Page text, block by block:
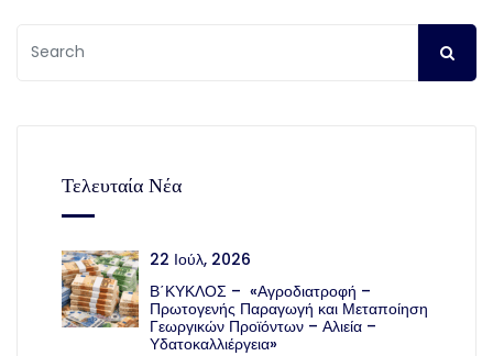
Τελευταία Νέα
22 Ιούλ, 2026
Β΄ΚΥΚΛΟΣ – «Αγροδιατροφή –
Πρωτογενής Παραγωγή και Μεταποίηση
Γεωργικών Προϊόντων – Αλιεία –
Υδατοκαλλιέργεια»